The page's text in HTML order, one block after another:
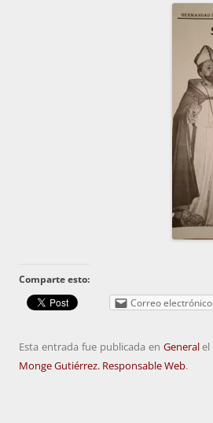
Comparte esto:
Correo electrónico
Esta entrada fue publicada en Generalel
Monge Gutiérrez. Responsable Web.